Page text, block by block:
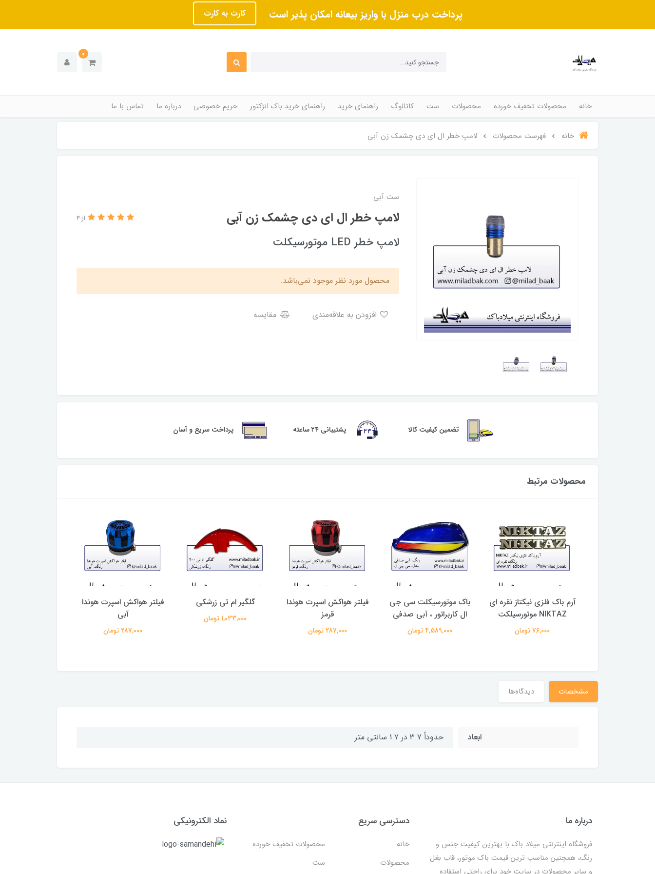
پرداخت درب منزل با واریز بیعانه امکان پذیر است کارت به کارت
0
خانه محصولات تخفیف خورده محصولات ست کاتالوگ راهنمای خرید راهنمای خرید باک انژکتور حریم خصوصی درباره ما تماس با ما
خانه فهرست محصولات لامپ خطر ال ای دی چشمک زن آبی
ست آبی
لامپ خطر ال ای دی چشمک زن آبی از 4
لامپ خطر LED موتورسیکلت
محصول مورد نظر موجود نمی‌باشد.
مقایسه
تضمین کیفیت کالا پشتیبانی ۲۴ ساعته پرداخت سریع و آسان
محصولات مرتبط
آرم باک فلزی نیکتاز نقره ای
NIKTAZ موتورسیلکت
76,000 تومان
باک موتورسیکلت سی جی
ال کاربراتور ، آبی صدفی
4,589,000 تومان
فیلتر هواکش اسپرت هوندا
قرمز
287,000 تومان
گلگیر ام تی زرشکی
1,033,000 تومان
فیلتر هواکش اسپرت هوندا
آبی
287,000 تومان
مشخصات دیدگاه‌ها
ابعاد حدوداً 3.7 در 1.7 سانتی متر
درباره ما
فروشگاه اینترنتی میلاد باک با بهترین کیفیت جنس و
رنگ، همچنین مناسب ترین قیمت باک موتور، قاب بغل
و سایر محصولات در سایت خود برای راحتی استفاده
دسترسی سریع
خانه
محصولات تخفیف خورده
محصولات
ست
نماد الکترونیکی